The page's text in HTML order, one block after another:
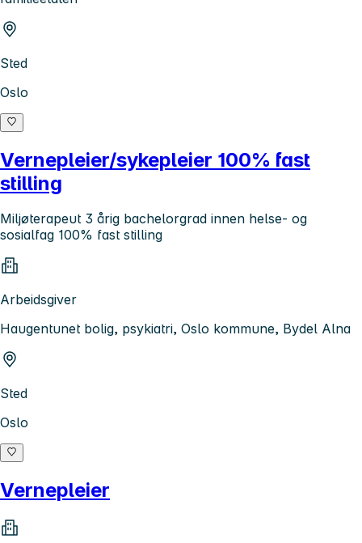
Sted
Oslo
Vernepleier/sykepleier 100% fast
stilling
Miljøterapeut 3 årig bachelorgrad innen helse- og
sosialfag 100% fast stilling
Arbeidsgiver
Haugentunet bolig, psykiatri, Oslo kommune, Bydel Alna
Sted
Oslo
Vernepleier